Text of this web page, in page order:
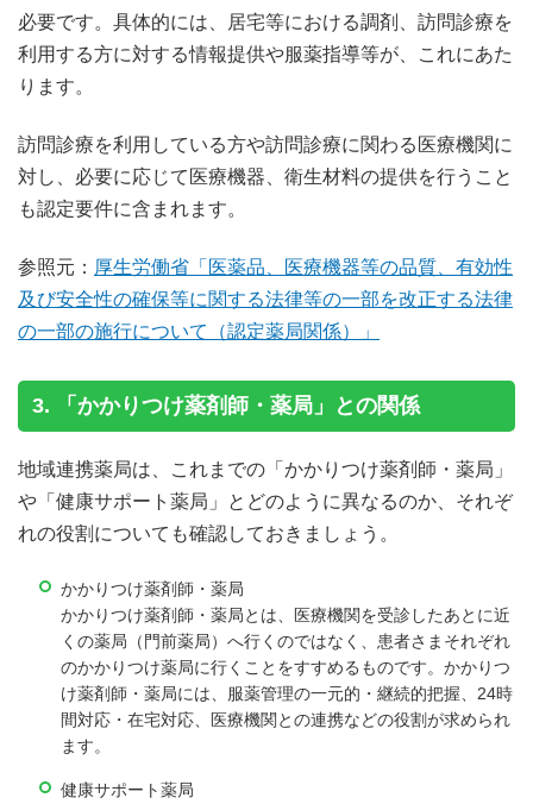
必要です。具体的には、居宅等における調剤、訪問診療を
利用する方に対する情報提供や服薬指導等が、これにあた
ります。
訪問診療を利用している方や訪問診療に関わる医療機関に
対し、必要に応じて医療機器、衛生材料の提供を行うこと
も認定要件に含まれます。
参照元： 厚生労働省「医薬品、医療機器等の品質、有効性
及び安全性の確保等に関する法律等の一部を改正する法律
の一部の施行について（認定薬局関係）」
3. 「かかりつけ薬剤師・薬局」との関係
地域連携薬局は、これまでの「かかりつけ薬剤師・薬局」
や「健康サポート薬局」とどのように異なるのか、それぞ
れの役割についても確認しておきましょう。
かかりつけ薬剤師・薬局
かかりつけ薬剤師・薬局とは、医療機関を受診したあとに近
くの薬局（門前薬局）へ行くのではなく、患者さまそれぞれ
のかかりつけ薬局に行くことをすすめるものです。かかりつ
け薬剤師・薬局には、服薬管理の一元的・継続的把握、24時
間対応・在宅対応、医療機関との連携などの役割が求められ
ます。
健康サポート薬局